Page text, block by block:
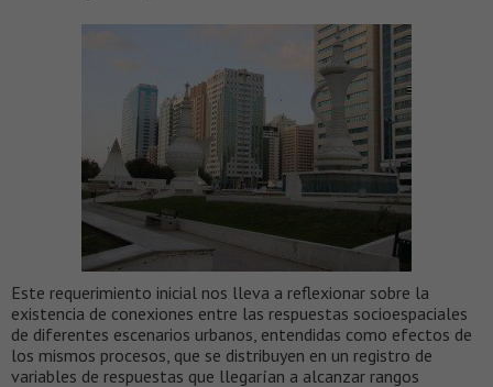
Este requerimiento inicial nos lleva a reflexionar sobre la
existencia de conexiones entre las respuestas socioespaciales
de diferentes escenarios urbanos, entendidas como efectos de
los mismos procesos, que se distribuyen en un registro de
variables de respuestas que llegarían a alcanzar rangos